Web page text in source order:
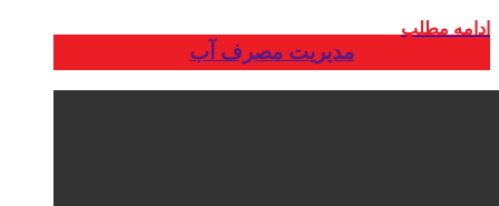
ادامه مطلب
مدیریت مصرف آب